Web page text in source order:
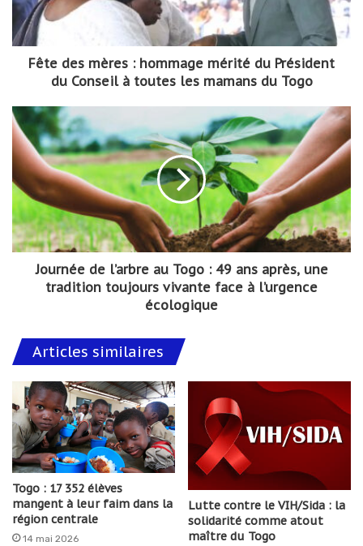
Fête des mères : hommage mérité du Président
du Conseil à toutes les mamans du Togo
Journée de l’arbre au Togo : 49 ans après, une
tradition toujours vivante face à l’urgence
écologique
Articles similaires
Togo : 17 352 élèves
mangent à leur faim dans la
région centrale
14 mai 2026
Lutte contre le VIH/Sida : la
solidarité comme atout
maître du Togo